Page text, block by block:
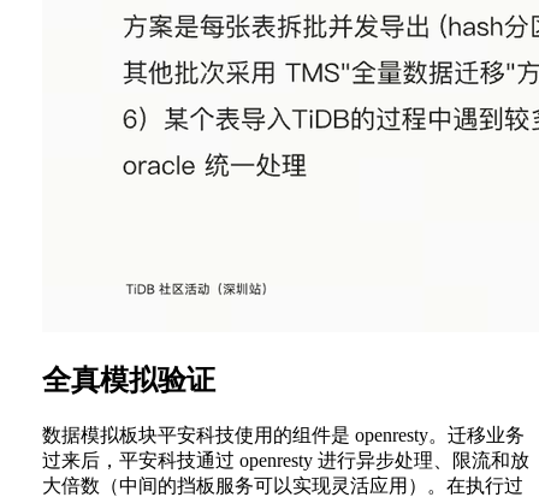
全真模拟验证
数据模拟板块平安科技使用的组件是 openresty。迁移业务
过来后，平安科技通过 openresty 进行异步处理、限流和放
大倍数（中间的挡板服务可以实现灵活应用）。在执行过